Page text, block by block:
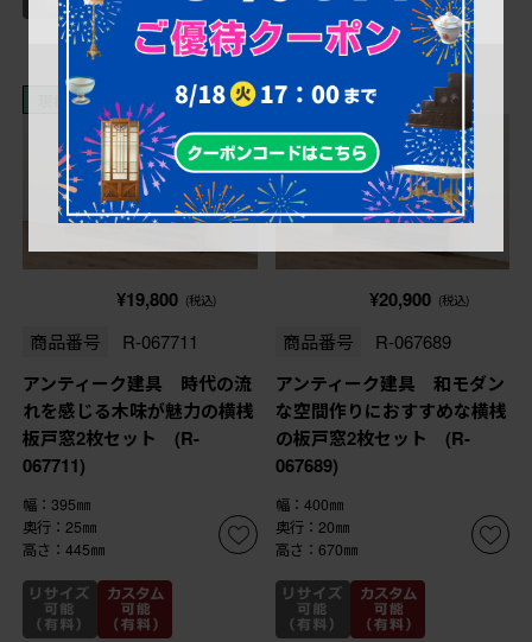
現状販売
¥19,800 (税込)
商品番号 R-067711
アンティーク建具 時代の流
れを感じる木味が魅力の横桟
板戸窓2枚セット (R-
067711)
幅：395㎜
奥行：25㎜
高さ：445㎜
現状販売
¥20,900 (税込)
商品番号 R-067689
アンティーク建具 和モダン
な空間作りにおすすめな横桟
の板戸窓2枚セット (R-
067689)
幅：400㎜
奥行：20㎜
高さ：670㎜